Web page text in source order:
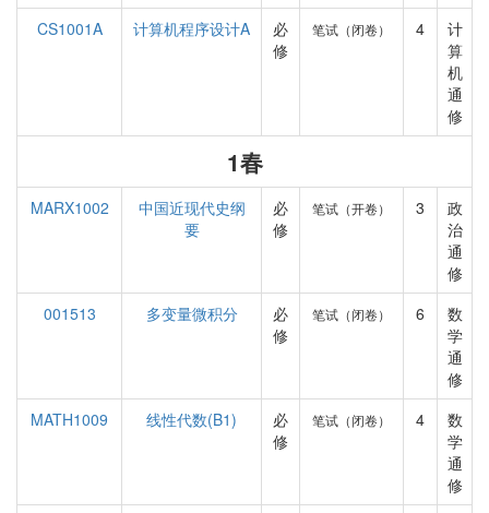
CS1001A
计算机程序设计A
必
修
笔试（闭卷） 4
计
算
机
通
修
1春
MARX1002
中国近现代史纲
要
必
修
笔试（开卷） 3
政
治
通
修
001513
多变量微积分
必
修
笔试（闭卷） 6
数
学
通
修
MATH1009
线性代数(B1)
必
修
笔试（闭卷） 4
数
学
通
修